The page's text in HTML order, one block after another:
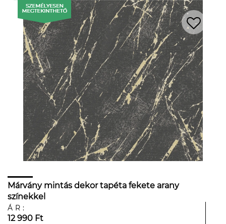
Márvány mintás dekor tapéta fekete arany
színekkel
ÁR:
12 990 Ft